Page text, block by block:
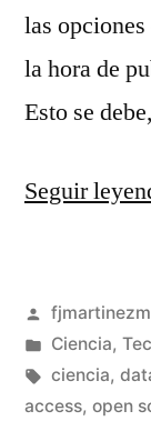
las
la hora de
Esto se
Seguir
Publicado
por
Publicado
en
Ciencia,
Etiquetas:
ciencia,
access, open